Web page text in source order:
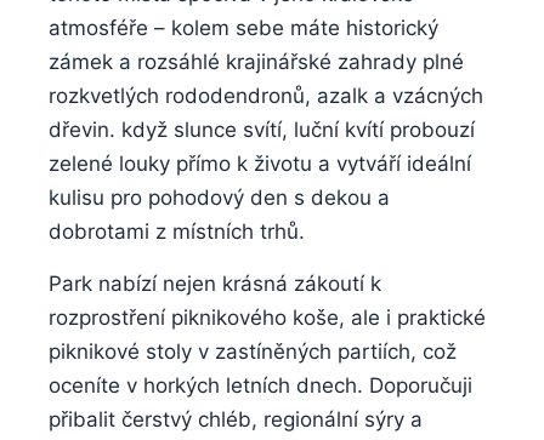
atmosféře​ – kolem sebe ‌máte historický
zámek ​a rozsáhlé ⁢krajinářské zahrady plné
rozkvetlých rododendronů, azalk a⁢ vzácných
dřevin. když ‍slunce ‍svítí,⁣ luční kvítí probouzí
zelené ‍louky​ přímo k⁤ životu⁤ a vytváří ideální
kulisu pro pohodový den s dekou a
dobrotami z místních trhů.
Park⁤ nabízí nejen krásná zákoutí k
rozprostření piknikového koše, ale i praktické
piknikové stoly v⁤ zastíněných partiích, ‍což
oceníte v horkých letních dnech. ⁢Doporučuji
přibalit čerstvý chléb, regionální sýry a